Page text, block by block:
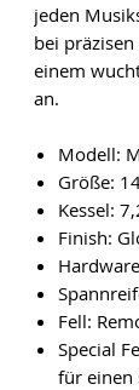
jeden
bei
einem
an.
Modell:
Größe:
Kessel:
Finish:
Fell:
Special
für einen